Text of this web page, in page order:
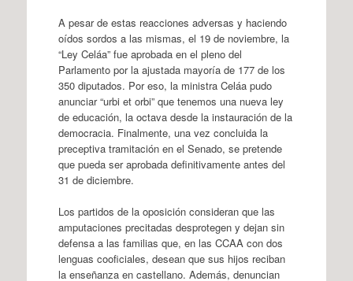
A pesar de estas reacciones adversas y haciendo
oídos sordos a las mismas, el 19 de noviembre, la
“Ley Celáa” fue aprobada en el pleno del
Parlamento por la ajustada mayoría de 177 de los
350 diputados. Por eso, la ministra Celáa pudo
anunciar “urbi et orbi” que tenemos una nueva ley
de educación, la octava desde la instauración de la
democracia. Finalmente, una vez concluida la
preceptiva tramitación en el Senado, se pretende
que pueda ser aprobada definitivamente antes del
31 de diciembre.
Los partidos de la oposición consideran que las
amputaciones precitadas desprotegen y dejan sin
defensa a las familias que, en las CCAA con dos
lenguas cooficiales, desean que sus hijos reciban
la enseñanza en castellano. Además, denuncian